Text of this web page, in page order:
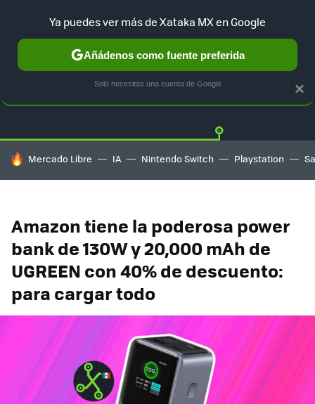
GUÍA DE COMPRAS MERCADO LIBRE
HOY SE HABLA DE
Mercado Libre IA Nintendo Switch Playstation
Amazon tiene la poderosa power
bank de 130W y 20,000 mAh de
UGREEN con 40% de descuento:
para cargar todo
×
Ya puedes ver más de Xataka MX en Google
Añádenos como fuente preferida
Solo necesitas una cuenta de Google